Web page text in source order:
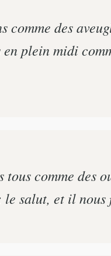
comme des
plein midi
tous comme des
le salut, et il